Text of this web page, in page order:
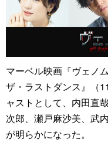
マーベル映画『ヴェノ
ザ・ラストダンス』（
ャストとして、内田直
次郎、瀬戸麻沙美、武
が明らかになった。